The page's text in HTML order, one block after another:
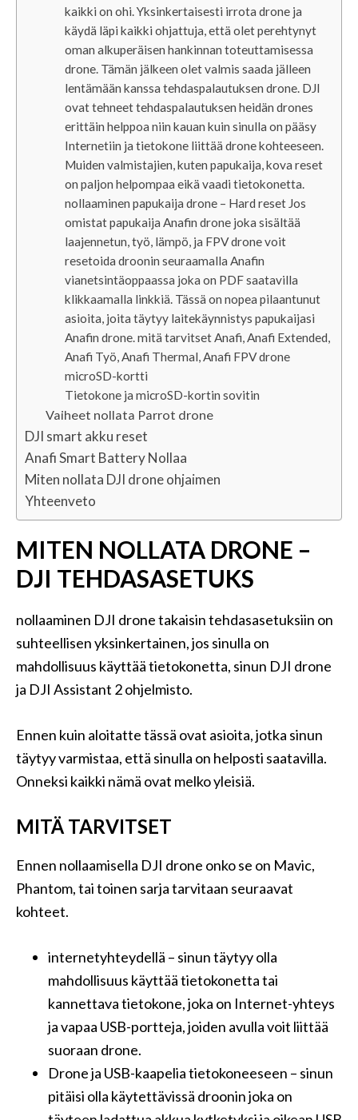
kaikki on ohi. Yksinkertaisesti irrota drone ja
käydä läpi kaikki ohjattuja, että olet perehtynyt
oman alkuperäisen hankinnan toteuttamisessa
drone. Tämän jälkeen olet valmis saada jälleen
lentämään kanssa tehdaspalautuksen drone. DJI
ovat tehneet tehdaspalautuksen heidän drones
erittäin helppoa niin kauan kuin sinulla on pääsy
Internetiin ja tietokone liittää drone kohteeseen.
Muiden valmistajien, kuten papukaija, kova reset
on paljon helpompaa eikä vaadi tietokonetta.
nollaaminen papukaija drone – Hard reset Jos
omistat papukaija Anafin drone joka sisältää
laajennetun, työ, lämpö, ​​ja FPV drone voit
resetoida droonin seuraamalla Anafin
vianetsintäoppaassa joka on PDF saatavilla
klikkaamalla linkkiä. Tässä on nopea pilaantunut
asioita, joita täytyy laitekäynnistys papukaijasi
Anafin drone. mitä tarvitset Anafi, Anafi Extended,
Anafi Työ, Anafi Thermal, Anafi FPV drone
microSD-kortti
Tietokone ja microSD-kortin sovitin
Vaiheet nollata Parrot drone
DJI smart akku reset
Anafi Smart Battery Nollaa
Miten nollata DJI drone ohjaimen
Yhteenveto
MITEN NOLLATA DRONE –
DJI TEHDASASETUKS
nollaaminen DJI drone takaisin tehdasasetuksiin on
suhteellisen yksinkertainen, jos sinulla on
mahdollisuus käyttää tietokonetta, sinun DJI drone
ja DJI Assistant 2 ohjelmisto.
Ennen kuin aloitatte tässä ovat asioita, jotka sinun
täytyy varmistaa, että sinulla on helposti saatavilla.
Onneksi kaikki nämä ovat melko yleisiä.
MITÄ TARVITSET
Ennen nollaamisella DJI drone onko se on Mavic,
Phantom, tai toinen sarja tarvitaan seuraavat
kohteet.
internetyhteydellä – sinun täytyy olla
mahdollisuus käyttää tietokonetta tai
kannettava tietokone, joka on Internet-yhteys
ja vapaa USB-portteja, joiden avulla voit liittää
suoraan drone.
Drone ja USB-kaapelia tietokoneeseen – sinun
pitäisi olla käytettävissä droonin joka on